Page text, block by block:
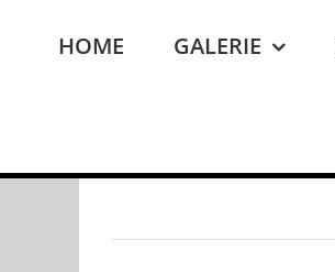
HOME GALERIE